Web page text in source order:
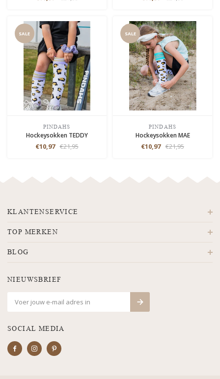
SALE
PINDAHS
Hockeysokken TEDDY
€10,97 €21,95
SALE
PINDAHS
Hockeysokken MAE
€10,97 €21,95
KLANTENSERVICE
TOP MERKEN
BLOG
NIEUWSBRIEF
SOCIAL MEDIA